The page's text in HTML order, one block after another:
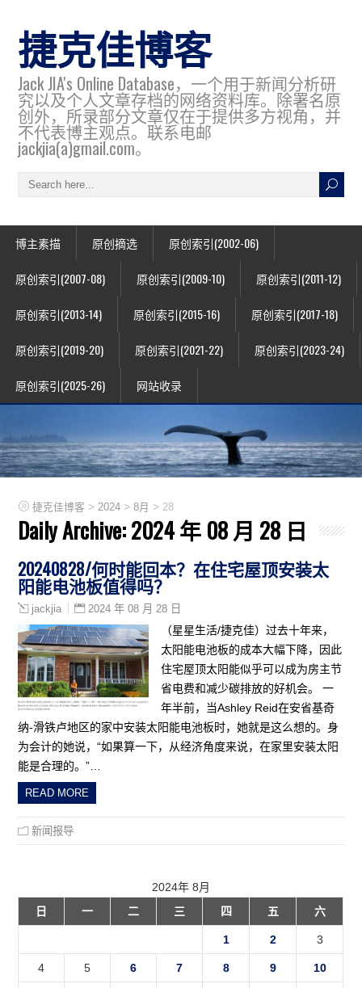
捷克佳博客
Jack JIA's Online Database，一个用于新闻分析研
究以及个人文章存档的网络资料库。除署名原
创外，所录部分文章仅在于提供多方视角，并
不代表博主观点。联系电邮
jackjia(a)gmail.com。
博主素描 原创摘选 原创索引(2002-06)
原创索引(2007-08) 原创索引(2009-10) 原创索引(2011-12)
原创索引(2013-14) 原创索引(2015-16) 原创索引(2017-18)
原创索引(2019-20) 原创索引(2021-22) 原创索引(2023-24)
原创索引(2025-26) 网站收录
捷克佳博客 > 2024 >8月 > 28
Daily Archive:2024 年 08 月 28 日
20240828/何时能回本？在住宅屋顶安装太
阳能电池板值得吗？
jackjia 2024 年 08 月 28 日
（星星生活/捷克佳）过去十年来，
太阳能电池板的成本大幅下降，因此
住宅屋顶太阳能似乎可以成为房主节
省电费和减少碳排放的好机会。 一
年半前，当Ashley Reid在安省基奇
纳-滑铁卢地区的家中安装太阳能电池板时，她就是这么想的。身
为会计的她说，“如果算一下，从经济角度来说，在家里安装太阳
能是合理的。”…
READ MORE
新闻报导
2024年 8月
日
一 二 三 四 五 六
1 2 3
4 5 6 7 8 9 10